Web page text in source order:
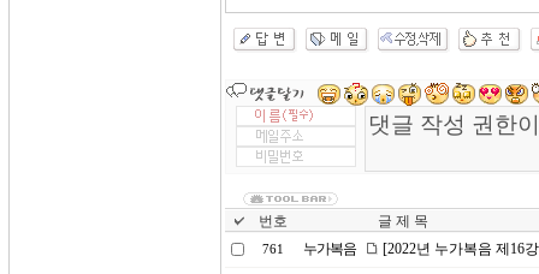
번호 글 제 목
761 누가복음 [2022년 누가복음 제16